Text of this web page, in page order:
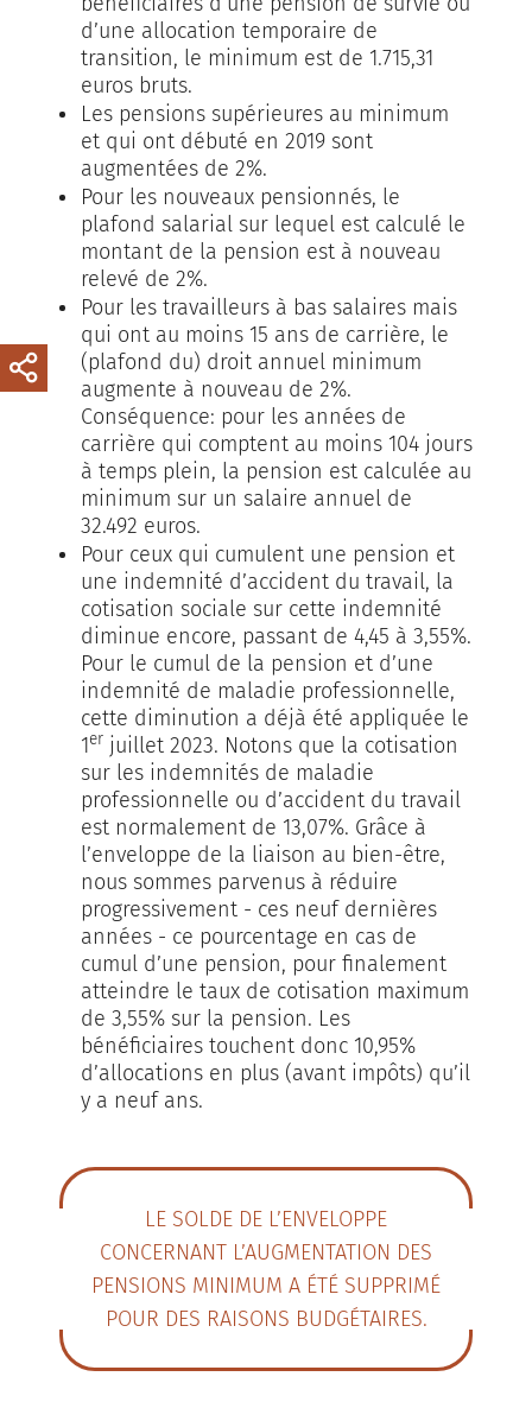
d’une allocation temporaire de
transition, le minimum est de 1.715,31
euros bruts.
Les pensions supérieures au minimum
et qui ont débuté en 2019 sont
augmentées de 2%.
Pour les nouveaux pensionnés, le
plafond salarial sur lequel est calculé le
montant de la pension est à nouveau
relevé de 2%.
Pour les travailleurs à bas salaires mais
qui ont au moins 15 ans de carrière, le
(plafond du) droit annuel minimum
augmente à nouveau de 2%.
Conséquence: pour les années de
carrière qui comptent au moins 104 jours
à temps plein, la pension est calculée au
minimum sur un salaire annuel de
32.492 euros.
Pour ceux qui cumulent une pension et
une indemnité d’accident du travail, la
cotisation sociale sur cette indemnité
diminue encore, passant de 4,45 à 3,55%.
Pour le cumul de la pension et d’une
indemnité de maladie professionnelle,
cette diminution a déjà été appliquée le
1er juillet 2023. Notons que la cotisation
sur les indemnités de maladie
professionnelle ou d’accident du travail
est normalement de 13,07%. Grâce à
l’enveloppe de la liaison au bien-être,
nous sommes parvenus à réduire
progressivement - ces neuf dernières
années - ce pourcentage en cas de
cumul d’une pension, pour finalement
atteindre le taux de cotisation maximum
de 3,55% sur la pension. Les
bénéficiaires touchent donc 10,95%
d’allocations en plus (avant impôts) qu’il
y a neuf ans.
LE SOLDE DE L’ENVELOPPE
CONCERNANT L’AUGMENTATION DES
PENSIONS MINIMUM A ÉTÉ SUPPRIMÉ
POUR DES RAISONS BUDGÉTAIRES.